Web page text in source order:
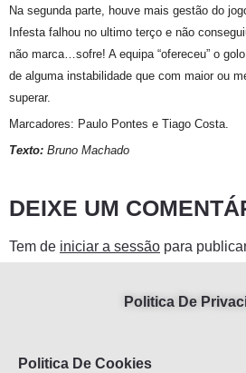
Na segunda parte, houve mais gestão do
Infesta falhou no ultimo terço e não
não marca…sofre! A equipa “ofereceu” o
de alguma instabilidade que com maior ou
superar.
Marcadores: Paulo Pontes e Tiago Costa.
Texto: Bruno Machado
DEIXE UM
Tem de iniciar a sessão para
Politica De
Politica De Cookies